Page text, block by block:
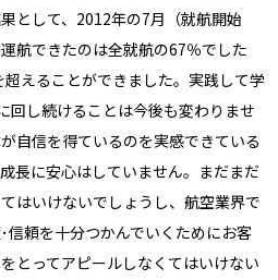
として、2012年の7月（就航開始
航できたのは全就航の67％でした
えることができました。実践して学
回し続けることは今後も変わりませ
自信を得ているのを実感できている
長に安心はしていません。まだまだ
はいけないでしょうし、航空業界で
信頼を十分つかんでいくためにお客
とってアピールしなくてはいけない